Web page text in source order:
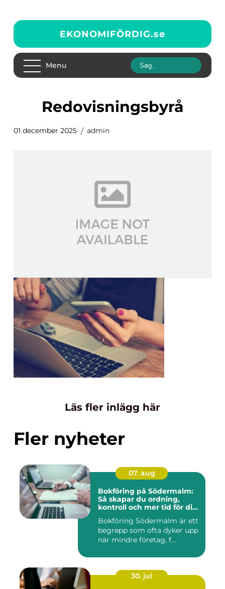
EKONOMIFÖRDIG.se
Menu
redovisningsbyrå
01 december 2025 admin
Läs fler inlägg här
Fler nyheter
07. aug
Bokföring på Södermalm:
Så skapar du ordning,
kontroll och mer tid för din
Bokföring Södermalm är ett
begrepp som ofta dyker upp
när mindre företag, f...
30. jul